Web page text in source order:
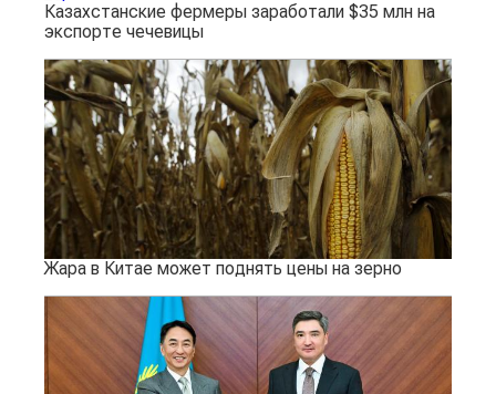
Казахстанские фермеры заработали $35 млн на
экспорте чечевицы
Жара в Китае может поднять цены на зерно